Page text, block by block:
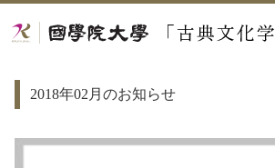
2018年02月のお知らせ